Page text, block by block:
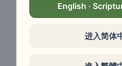
English ·
进入简体